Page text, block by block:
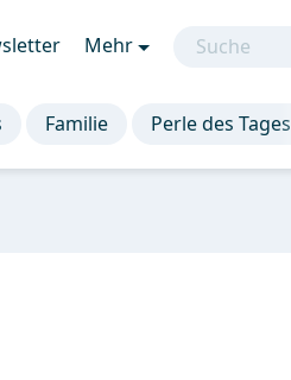
Mehr
Familie Perle des Tages